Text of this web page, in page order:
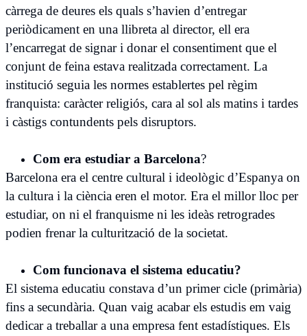
càrrega de deures els quals s’havien d’entregar
periòdicament en una llibreta al director, ell era
l’encarregat de signar i donar el consentiment que el
conjunt de feina estava realitzada correctament. La
institució seguia les normes establertes pel règim
franquista: caràcter religiós, cara al sol als matins i tardes
i càstigs contundents pels disruptors.
Com era estudiar a Barcelona?
Barcelona era el centre cultural i ideològic d’Espanya on
la cultura i la ciència eren el motor. Era el millor lloc per
estudiar, on ni el franquisme ni les ideàs retrogrades
podien frenar la culturització de la societat.
Com funcionava el sistema educatiu?
El sistema educatiu constava d’un primer cicle (primària)
fins a secundària. Quan vaig acabar els estudis em vaig
dedicar a treballar a una empresa fent estadístiques. Els